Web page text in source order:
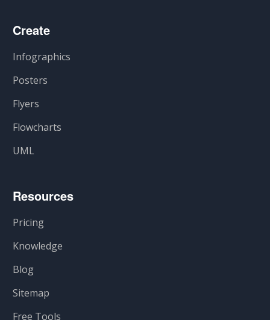
Create
Infographics
Posters
Flyers
Flowcharts
UML
Resources
Pricing
Knowledge
Blog
Sitemap
Free Tools